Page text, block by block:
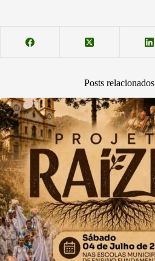
Posts relacionados